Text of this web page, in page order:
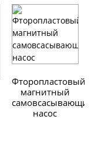
Фторопластовый
магнитный
самовсасывающий
насос